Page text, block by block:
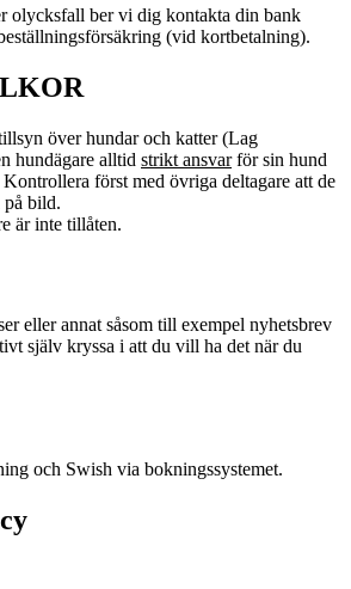
olycksfall ber vi dig kontakta din bank
(vid kortbetalning).
över hundar och katter (Lag
hundägare alltid strikt ansvarför sin hund
först med övriga deltagare att de
bild.
är inte tillåten.
eller annat såsom till exempel nyhetsbrev
själv kryssa i att du vill ha det när du
och Swish via bokningssystemet.